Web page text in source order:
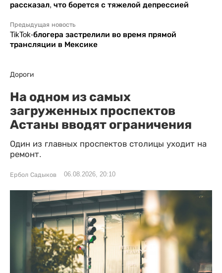
рассказал, что борется с тяжелой депрессией
Предыдущая новость
TikTok-блогера застрелили во время прямой
трансляции в Мексике
Дороги
На одном из самых
загруженных проспектов
Астаны вводят ограничения
Один из главных проспектов столицы уходит на
ремонт.
Ербол Садыков 06.08.2026, 20:10